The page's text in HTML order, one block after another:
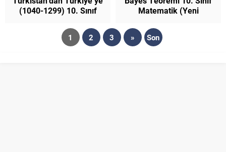
(1040-1299) 10. Sınıf
Matematik (Yeni
1 2 3 » Son